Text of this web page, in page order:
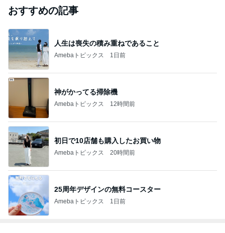
おすすめの記事
人生は喪失の積み重ねであること
Amebaトピックス 1日前
神がかってる掃除機
Amebaトピックス 12時間前
初日で10店舗も購入したお買い物
Amebaトピックス 20時間前
25周年デザインの無料コースター
Amebaトピックス 1日前